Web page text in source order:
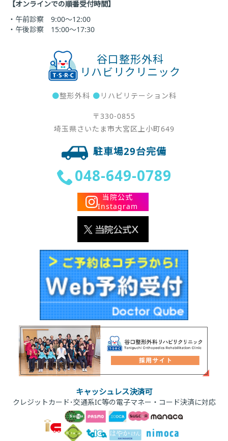
【オンラインでの順番受付時間】
・午前診察 9:00～12:00
・午後診察 15:00～17:30
谷口整形外科
リハビリクリニック
●整形外科 ● リハビリテーション科
〒330-0855
埼玉県さいたま市大宮区上小町649
駐車場29台完備
048-649-0789
当院公式
Instagram
キャッシュレス決済可
クレジットカード･交通系IC等の電子マネー・コード決済に対応